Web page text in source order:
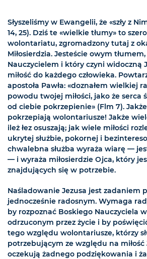
Słyszeliśmy w Ewangelii, że «szły z
14, 25). Dziś te «wielkie tłumy» to
wolontariatu, zgromadzony tutaj z
Miłosierdzia. Jesteście owym
Nauczycielem i który czyni widoczną
miłość do każdego człowieka.
apostoła Pawła: «doznałem wielkiej
powodu twojej miłości, jako że serca
od ciebie pokrzepienie» (Flm 7).
pokrzepiają wolontariusze! Jakże
ileż łez osuszają; jak wiele miłości
ukrytej służbie, pokornej i
chwalebna służba wyraża wiarę —
— i wyraża miłosierdzie Ojca, który
znajdujących się w potrzebie.
Naśladowanie Jezusa jest zadaniem
jednocześnie radosnym. Wymaga
by rozpoznać Boskiego Nauczyciela
odrzuconym przez życie i by
tego względu wolontariusze, którzy
potrzebującym ze względu na miłość
oczekują żadnego podziękowania i